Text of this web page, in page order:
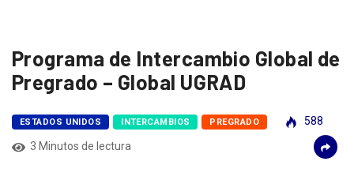
Programa de Intercambio Global de
Pregrado – Global UGRAD
ESTADOS UNIDOS INTERCAMBIOS PREGRADO
588
3 Minutos de lectura